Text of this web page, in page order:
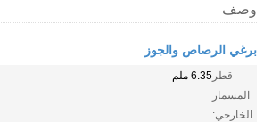
وصف
برغي الرصاص والجوز
قطر
المسمار
الخارجي:
6.35 ملم